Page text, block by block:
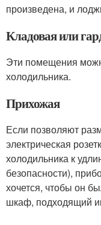
произведена, и
Кладовая или
Эти помещения
холодильника.
Прихожая
Если позволяют
электрическая
холодильника к
безопасности),
хочется, чтобы он
шкаф, подходящий